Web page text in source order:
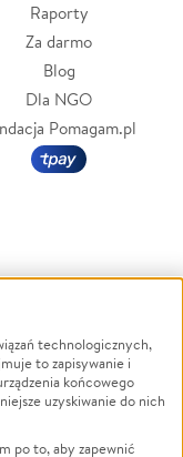
Raporty
Za darmo
Blog
Dla NGO
Pomagam.pl
Powódź
Wichura
NGO
technologicznych,
to zapisywanie i
końcowego
uzyskiwanie do nich
po to, aby zapewnić